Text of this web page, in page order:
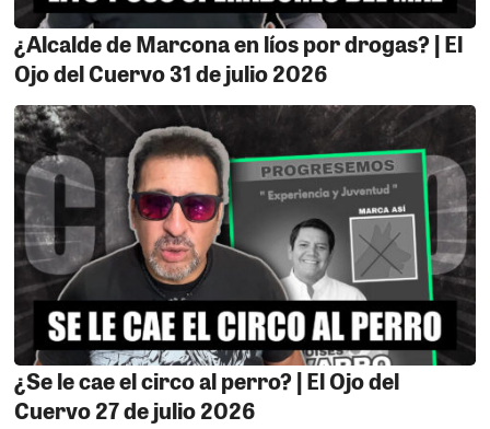
¿Alcalde de Marcona en líos por drogas? | El
Ojo del Cuervo 31 de julio 2026
¿Se le cae el circo al perro? | El Ojo del
Cuervo 27 de julio 2026